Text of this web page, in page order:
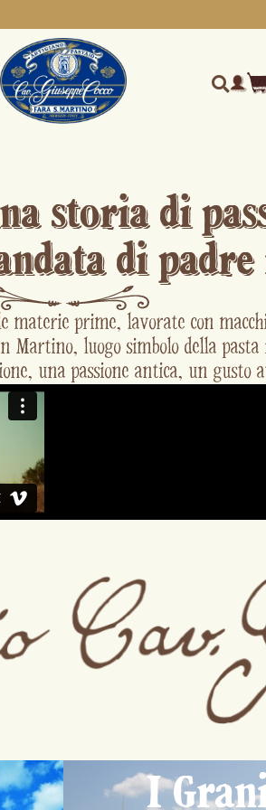
storia di
di
prime, lavorate con
luogo simbolo della
una passione antica, un gusto
I